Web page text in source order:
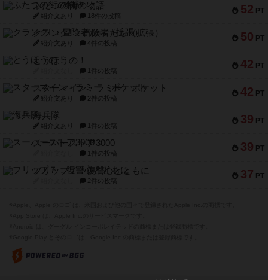
52 PT
ふたつの街の物語
紹介文あり 18件の投稿
50 PT
クランク! ：冒険者たち（拡張）
紹介文あり 4件の投稿
42 PT
とうほうの！
1件の投稿
42 PT
スターマイン・ラミー ポケット
紹介文あり 2件の投稿
39 PT
海兵隊
紹介文あり 1件の投稿
39 PT
スーパーストア3000
1件の投稿
37 PT
フリップ７：復讐心とともに
2件の投稿